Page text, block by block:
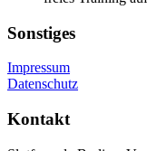
Sonstiges
Impressum
Datenschutz
Kontakt